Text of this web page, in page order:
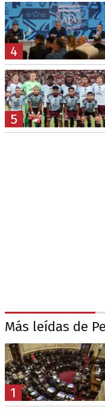
4
5
Más leídas de
1